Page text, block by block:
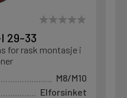
29-33
for rask montasje i
M8/M10
Elforsinket